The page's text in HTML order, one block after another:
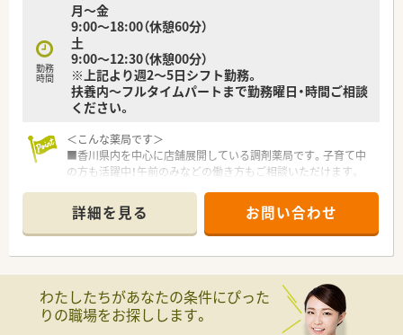
年2回の賞与も用意されているため、高いモチベーションを保て
ます。
■地域の医療と福祉を総合的に支える事業展開を行っており、地
域貢献を肌で感じながら薬剤師として大きなやりがいを得られ
ます。
勤務
時間
月～金
9:00～18:00（休憩60分）
土
9:00～12:30（休憩00分）
※上記より週2～5日シフト勤務。
扶養内～フルタイムパートまで勤務曜日・時間ご相談
ください。
＜こんな薬局です＞
■香川県内を中心に店舗展開している調剤薬局です。子育て中
の方も活躍中！午前のみなどの働き方もご相談いただけます。
などにも便利！
■施設在宅も行っている店舗です。
＜業務内容＞
■近隣の病院より内科他複数科目応需。応需処方箋枚数は約100
枚/日、薬剤師4名在籍しています。
詳細を見る お問い合わせ
わたしたちがあなたの条件にぴった
りの職場をお探しします。